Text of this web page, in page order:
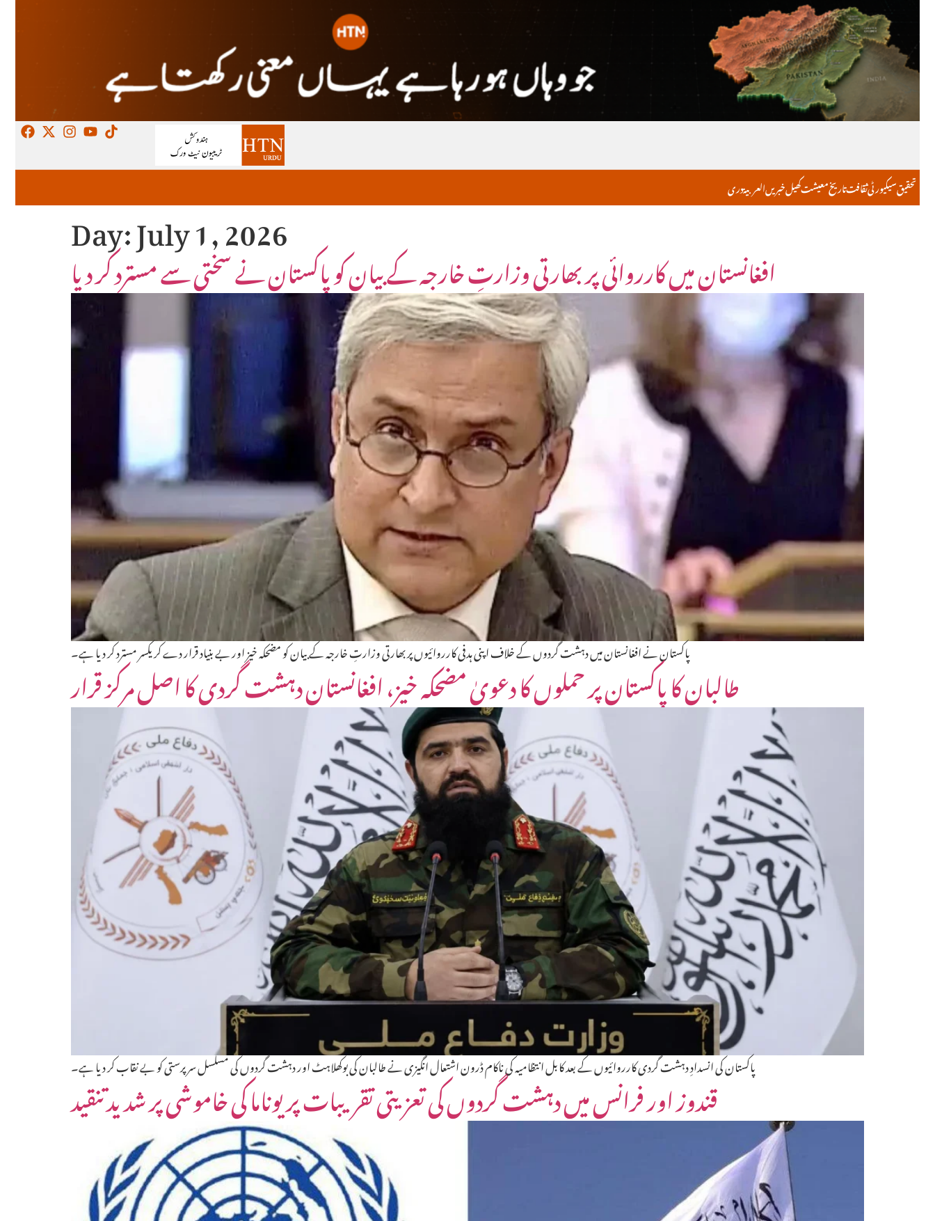
خبریںکھیلمعیشتتاریخثقافتسیکیورٹیتحقیق دریالعربية
Day:July 1, 2026
افغانستان میں کارروائی پر بھارتی وزارتِ خارجہ کے بیان کو پاکستان نے سختی سے مسترد کر دیا
پاکستان نے افغانستان میں دہشت گردوں کے خلاف اپنی ہدفی کارروائیوں پر بھارتی وزارتِ خارجہ کے بیان کو مضحکہ خیز اور بے بنیاد قرار دے کر یکسر مسترد کر دیا ہے۔
طالبان کا پاکستان پر حملوں کا دعویٰ مضحکہ خیز، افغانستان دہشت گردی کا اصل مرکز قرار
پاکستان کی انسدادِ دہشت گردی کارروائیوں کے بعد کابل انتظامیہ کی ناکام ڈرون اشتعال انگیزی نے طالبان کی بوکھلاہٹ اور دہشت گردوں کی مسلسل سرپرستی کو بے نقاب کر دیا ہے۔
قندوز اور فرانس میں دہشت گردوں کی تعزیتی تقریبات پر یوناما کی خاموشی پر شدید تنقید